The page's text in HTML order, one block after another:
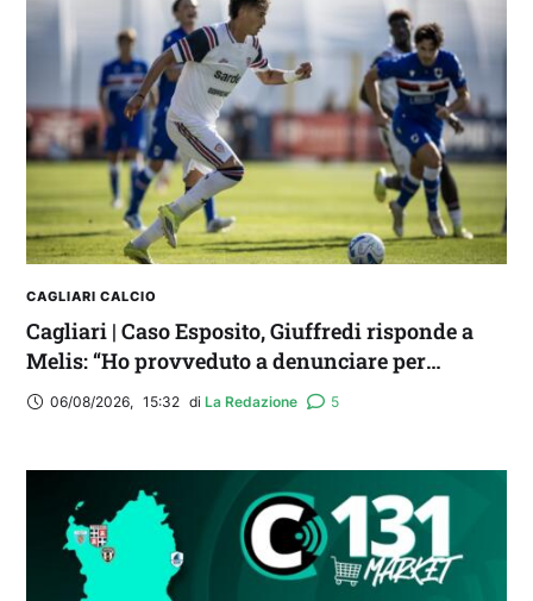
IL CAGLIARI SI PRESENTA A PULA: SEGUI LA
DIRETTA
CAGLIARI CALCIO
Cagliari | Caso Esposito, Giuffredi risponde a
Melis: “Ho provveduto a denunciare per
diffamazione aggravata”
06/08/2026, 15:32 di La Redazione 5